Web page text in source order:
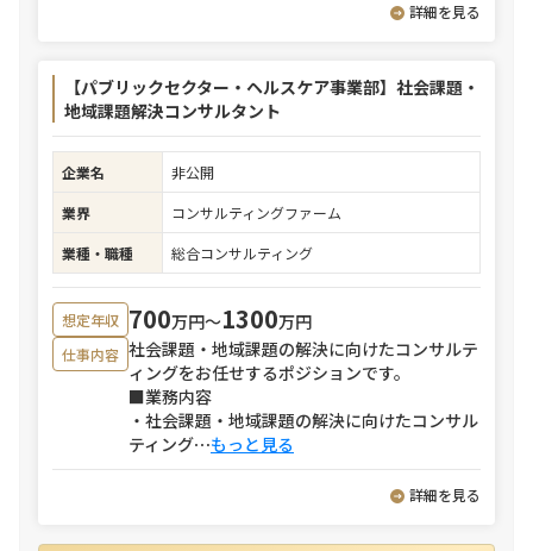
詳細を見る
【パブリックセクター・ヘルスケア事業部】社会課題・
地域課題解決コンサルタント
企業名
非公開
業界
コンサルティングファーム
業種・職種
総合コンサルティング
想定年収 700万円〜1300万円
仕事内容 社会課題・地域課題の解決に向けたコンサルテ
ィングをお任せするポジションです。
■業務内容
・社会課題・地域課題の解決に向けたコンサル
ティング⋯もっと見る
詳細を見る